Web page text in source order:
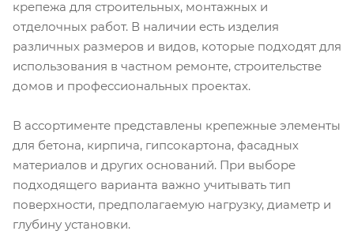
крепежа для строительных, монтажных и
отделочных работ. В наличии есть изделия
различных размеров и видов, которые подходят для
использования в частном ремонте, строительстве
домов и профессиональных проектах.
В ассортименте представлены крепежные элементы
для бетона, кирпича, гипсокартона, фасадных
материалов и других оснований. При выборе
подходящего варианта важно учитывать тип
поверхности, предполагаемую нагрузку, диаметр и
глубину установки.